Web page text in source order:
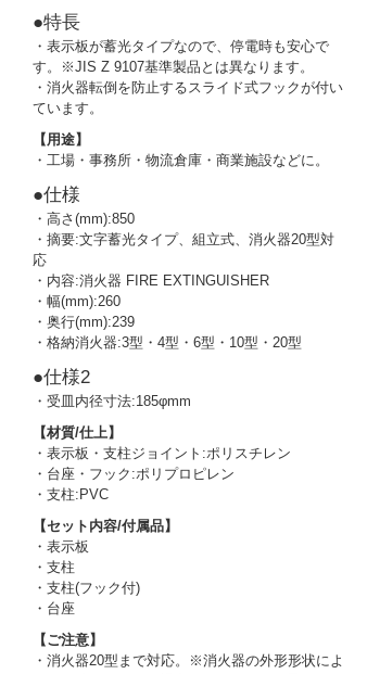
●特長
・表示板が蓄光タイプなので、停電時も安心で
す。※JIS Z 9107基準製品とは異なります。
・消火器転倒を防止するスライド式フックが付い
ています。
【用途】
・工場・事務所・物流倉庫・商業施設などに。
●仕様
・高さ(mm):850
・摘要:文字蓄光タイプ、組立式、消火器20型対
応
・内容:消火器 FIRE EXTINGUISHER
・幅(mm):260
・奥行(mm):239
・格納消火器:3型・4型・6型・10型・20型
●仕様2
・受皿内径寸法:185φmm
【材質/仕上】
・表示板・支柱ジョイント:ポリスチレン
・台座・フック:ポリプロピレン
・支柱:PVC
【セット内容/付属品】
・表示板
・支柱
・支柱(フック付)
・台座
【ご注意】
・消火器20型まで対応。※消火器の外形形状によ